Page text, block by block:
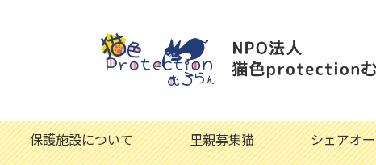
保護施設について 里親募集猫 シェアオ